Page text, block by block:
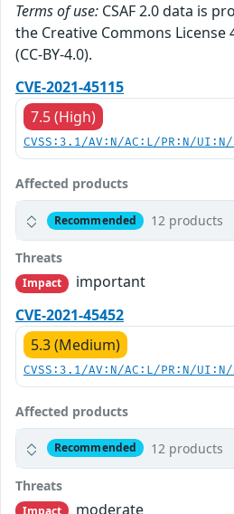
Terms of use: CSAF 2.0 data is
the Creative Commons
(CC-BY-4.0).
CVE-2021-45115
7.5 (High)
CVSS:3.1/AV:N/AC:L/PR:N/
Affected products
Recommended 12 products
Threats
Impact
important
CVE-2021-45452
5.3 (Medium)
CVSS:3.1/AV:N/AC:L/PR:N/
Affected products
Recommended 12 products
Threats
Impact moderate